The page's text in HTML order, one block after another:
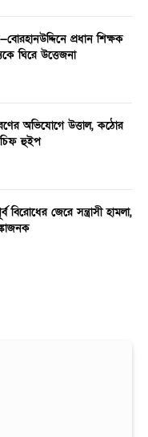
প্রধান শিক্ষক
ঘিরে উত্তেজনা
অভিযোগে উত্তাল, কঠোর
চিফ হুইপ
বিরোধের জেরে সন্ত্রাসী হামলা,